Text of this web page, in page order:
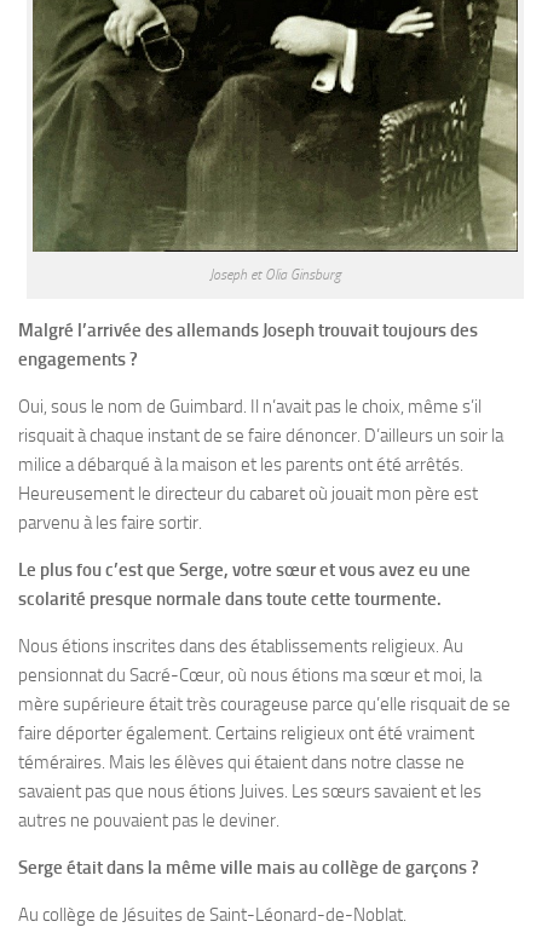
Joseph et Olia Ginsburg
Malgré l’arrivée des allemands Joseph trouvait toujours des
engagements ?
Oui, sous le nom de Guimbard. Il n’avait pas le choix, même s’il
risquait à chaque instant de se faire dénoncer. D’ailleurs un soir la
milice a débarqué à la maison et les parents ont été arrêtés.
Heureusement le directeur du cabaret où jouait mon père est
parvenu à les faire sortir.
Le plus fou c’est que Serge, votre sœur et vous avez eu une
scolarité presque normale dans toute cette tourmente.
Nous étions inscrites dans des établissements religieux. Au
pensionnat du Sacré-Cœur, où nous étions ma sœur et moi, la
mère supérieure était très courageuse parce qu’elle risquait de se
faire déporter également. Certains religieux ont été vraiment
téméraires. Mais les élèves qui étaient dans notre classe ne
savaient pas que nous étions Juives. Les sœurs savaient et les
autres ne pouvaient pas le deviner.
Serge était dans la même ville mais au collège de garçons ?
Au collège de Jésuites de Saint-Léonard-de-Noblat.